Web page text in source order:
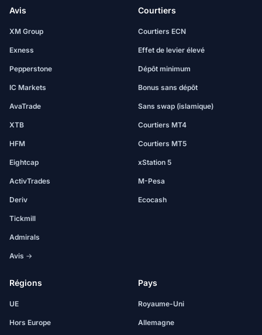
Avis
XM Group
Exness
Pepperstone
IC Markets
AvaTrade
XTB
HFM
Eightcap
ActivTrades
Deriv
Tickmill
Admirals
Avis →
Courtiers
Courtiers ECN
Effet de levier élevé
Dépôt minimum
Bonus sans dépôt
Sans swap (islamique)
Courtiers MT4
Courtiers MT5
xStation 5
M-Pesa
Ecocash
Régions
UE
Hors Europe
Pays
Royaume-Uni
Allemagne